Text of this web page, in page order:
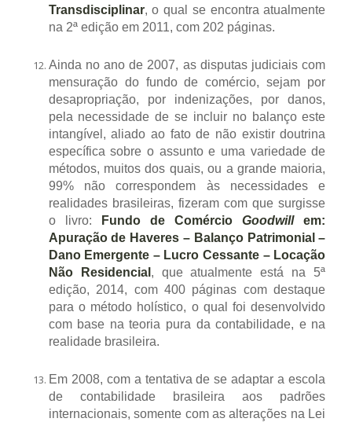
Transdisciplinar, o qual se encontra atualmente
na 2ª edição em 2011, com 202 páginas.
Ainda no ano de 2007, as disputas judiciais com
mensuração do fundo de comércio, sejam por
desapropriação, por indenizações, por danos,
pela necessidade de se incluir no balanço este
intangível, aliado ao fato de não existir doutrina
específica sobre o assunto e uma variedade de
métodos, muitos dos quais, ou a grande maioria,
99% não correspondem às necessidades e
realidades brasileiras, fizeram com que surgisse
o livro:
Fundo de ComércioGoodwillem:
Apuração de Haveres – Balanço Patrimonial –
Dano Emergente – Lucro Cessante – Locação
Não Residencial , que atualmente está na 5ª
edição, 2014, com 400 páginas com destaque
para o método holístico, o qual foi desenvolvido
com base na teoria pura da contabilidade, e na
realidade brasileira.
Em 2008, com a tentativa de se adaptar a escola
de contabilidade brasileira aos padrões
internacionais, somente com as alterações na Lei